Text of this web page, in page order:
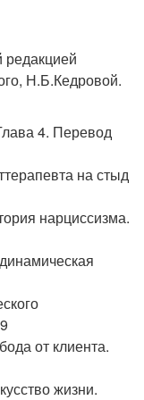
Н.Б.Кедровой.
4. Перевод
на стыд
нарциссизма.
от клиента.
жизни.